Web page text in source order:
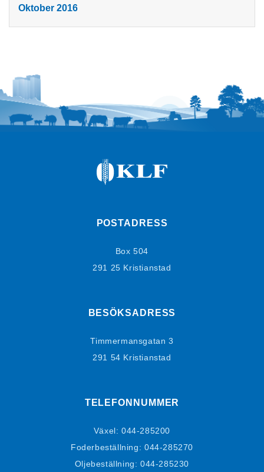
Oktober 2016
POSTADRESS
Box 504
291 25 Kristianstad
BESÖKSADRESS
Timmermansgatan 3
291 54 Kristianstad
TELEFONNUMMER
Växel:044-285200
Foderbeställning: 044-285270
Oljebeställning:044-285230